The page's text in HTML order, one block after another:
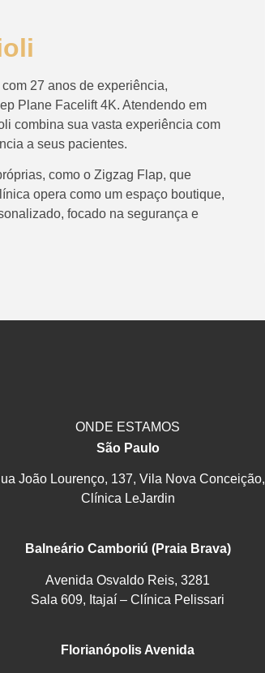
27 anos de experiência,
Plane Facelift 4K. Atendendo em
combina sua vasta experiência com
a seus pacientes.
como o Zigzag Flap, que
opera como um espaço boutique,
focado na segurança e
ONDE ESTAMOS
São Paulo
João Lourenço, 137, Vila Nova Conceição,
Clínica LeJardin
Balneário Camboriú (Praia Brava)
Avenida Osvaldo Reis, 3281
Sala 609, Itajaí – Clínica Pelissari
Florianópolis Avenida